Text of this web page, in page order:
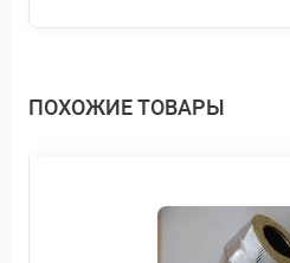
ПОХОЖИЕ ТОВАРЫ